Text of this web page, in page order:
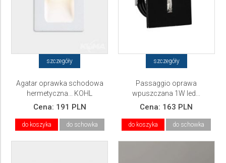
szczegóły
Agatar oprawka schodowa
hermetyczna... KOHL
LIGHTING
Cena: 191 PLN
do koszyka do schowka
szczegóły
Passaggio oprawa
wpuszczana 1W led...
Cena: 163 PLN
do koszyka do schowka